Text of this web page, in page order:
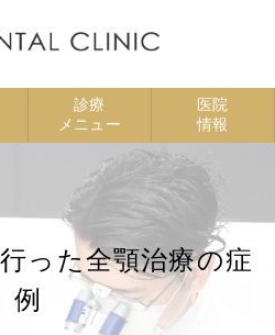
った全顎治療の症
例
診療
メニュー
医院
情報